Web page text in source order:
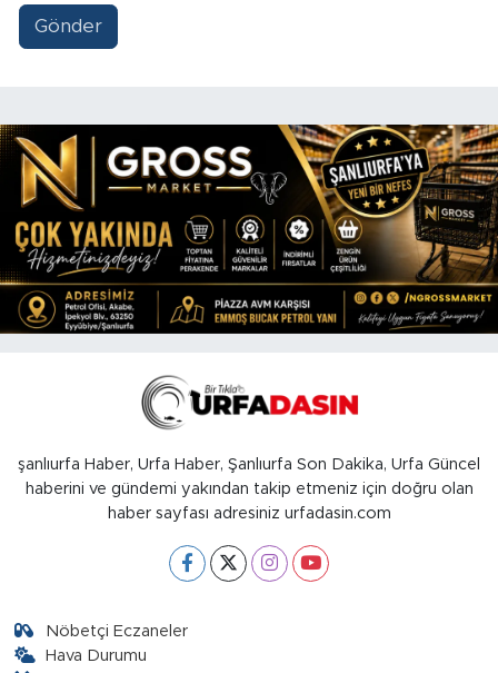
Gönder
şanlıurfa Haber, Urfa Haber, Şanlıurfa Son Dakika, Urfa Güncel
haberini ve gündemi yakından takip etmeniz için doğru olan
haber sayfası adresiniz urfadasin.com
Nöbetçi Eczaneler
Hava Durumu